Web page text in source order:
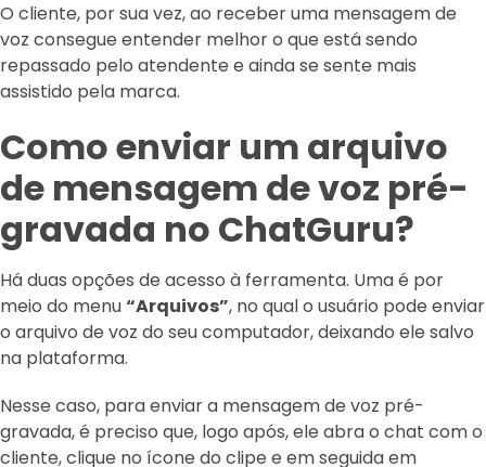
O cliente, por sua vez, ao receber uma mensagem de
voz consegue entender melhor o que está sendo
repassado pelo atendente e ainda se sente mais
assistido pela marca.
Como enviar um arquivo
de mensagem de voz pré-
gravada no ChatGuru?
Há duas opções de acesso à ferramenta. Uma é por
meio do menu“Arquivos”, no qual o usuário pode enviar
o arquivo de voz do seu computador, deixando ele salvo
na plataforma.
Nesse caso, para enviar a mensagem de voz pré-
gravada, é preciso que, logo após, ele abra o chat com o
cliente, clique no ícone do clipe e em seguida em